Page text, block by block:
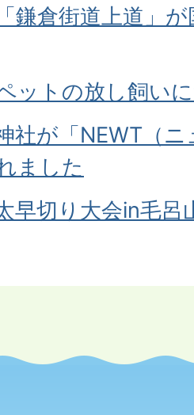
鎌倉街道上道」
ットの放し飼い
社が「NEWT（
ました
早切り大会in毛